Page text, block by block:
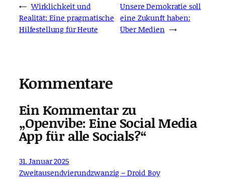
← Wirklichkeit und
Realität: Eine pragmatische
Hilfestellung für Heute
Unsere Demokratie soll
eine Zukunft haben:
Über Medien →
Kommentare
Ein Kommentar zu
„Openvibe: Eine Social Media
App für alle Socials?“
31. Januar 2025
Zweitausendvierundzwanzig – Droid Boy